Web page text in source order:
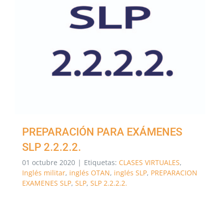
PREPARACIÓN PARA EXÁMENES
SLP 2.2.2.2.
01 octubre 2020 | Etiquetas: CLASES VIRTUALES,
Inglés militar, inglés OTAN, inglés SLP, PREPARACION
EXAMENES SLP, SLP, SLP 2.2.2.2.